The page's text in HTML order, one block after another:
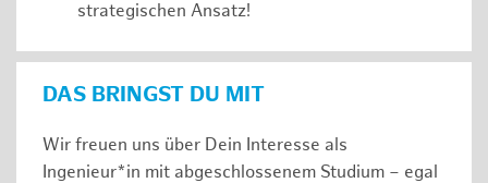
strategischen Ansatz!
DAS BRINGST DU MIT
Wir freuen uns über Dein Interesse als
Ingenieur*in mit abgeschlossenem Studium – egal